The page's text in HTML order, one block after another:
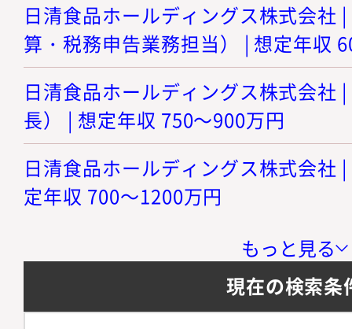
日清食品ホールディングス株式会社
算・税務申告業務担当） | 想定年収
日清食品ホールディングス株式会社
長） | 想定年収 750～900万円
日清食品ホールディングス株式会社
定年収 700～1200万円
もっと見る
現在の検索条